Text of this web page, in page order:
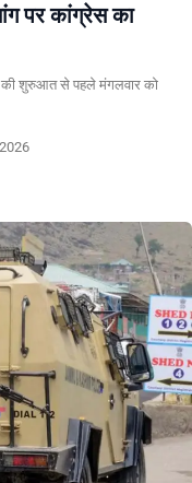
पर कांग्रेस का
की शुरुआत से पहले मंगलवार को